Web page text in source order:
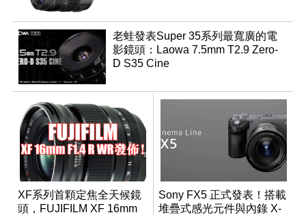
老蛙發表Super 35系列最寬廣的電
影鏡頭：Laowa 7.5mm T2.9 Zero-
D S35 Cine
XF系列首顆定焦全天候鏡
頭，FUJIFILM XF 16mm
Sony FX5 正式發表！搭載
堆疊式感光元件與內錄 X-